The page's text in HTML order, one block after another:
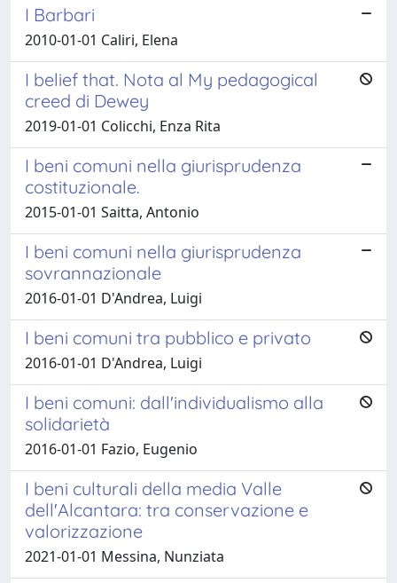
I Barbari
2010-01-01 Caliri, Elena
I belief that. Nota al My pedagogical
creed di Dewey
2019-01-01 Colicchi, Enza Rita
I beni comuni nella giurisprudenza
costituzionale.
2015-01-01 Saitta, Antonio
I beni comuni nella giurisprudenza
sovrannazionale
2016-01-01 D'Andrea, Luigi
I beni comuni tra pubblico e privato
2016-01-01 D'Andrea, Luigi
I beni comuni: dall'individualismo alla
solidarietà
2016-01-01 Fazio, Eugenio
I beni culturali della media Valle
dell'Alcantara: tra conservazione e
valorizzazione
2021-01-01 Messina, Nunziata